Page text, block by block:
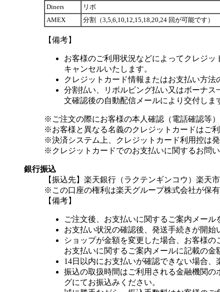
Diners
リボ
AMEX
分割（3,5,6,10,12,15,18,20,24 回が可能です）
【備考】
お客様のご利用状況などによってクレジ
キャンセルいたします。
クレジットカード情報またはお支払い方
分割払い、リボルビング払い又はボーナス
文確認後の自動配信メールにより交付しま
※ご注文の際にお客様の本人確認（電話確認等
※お客様と異なる名義のクレジットカードはご利
※決済システム上、クレジットカード利用控は発
※クレジットカードでのお支払いに関するお問
銀行振込
【振込先】楽天銀行（ラクテンギンコウ）楽天
※この口座の権利は楽天グループ株式会社が保有
【備考】
ご注文後、お支払いに関するご案内メール
お支払い状況の確認後、発送手続きが開始
ショップが金額を変更した場合、お客様
お支払いに関するご案内メールに記載の金
14日以内にお支払いが確認できない場合、
振込の取扱時間はご利用される金融機関
グにてお振込みください。